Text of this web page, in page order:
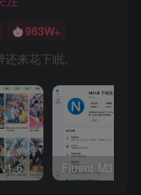
963W+
来花下眠。
Kazumi番剧采集v1.6.9：支持自定义规则+在线观看+弹幕，跨平台下载